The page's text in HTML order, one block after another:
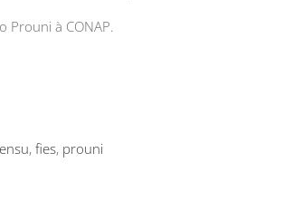
Prouni à CONAP.
, fies, prouni